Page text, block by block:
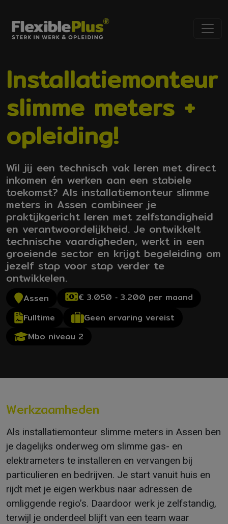
Installatiemonteur
slimme meters +
opleiding!
Wil jij een technisch vak leren met direct
inkomen én werken aan een stabiele
toekomst? Als installatiemonteur slimme
meters in Assen combineer je
praktijkgericht leren met zelfstandigheid
en verantwoordelijkheid. Je ontwikkelt
technische vaardigheden, werkt in een
groeiende sector en krijgt begeleiding om
jezelf stap voor stap verder te
ontwikkelen.
Assen
€ 3.050 ‐ 3.200 per maand
Fulltime
Geen ervaring vereist
Mbo niveau 2
Werkzaamheden
Als installatiemonteur slimme meters in Assen ben
je dagelijks onderweg om slimme gas- en
elektrameters te installeren en vervangen bij
particulieren en bedrijven. Je start vanuit huis en
rijdt met je eigen werkbus naar adressen de
omliggende regio’s. Daardoor werk je zelfstandig,
terwijl je onderdeel blijft van een team waar